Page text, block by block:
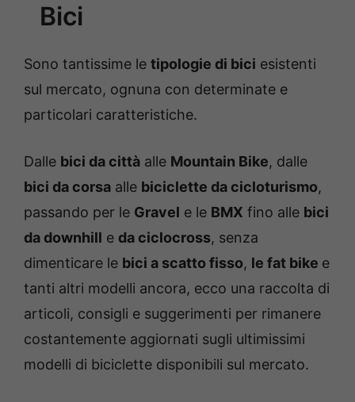
Bici
Sono tantissime le tipologie di bici esistenti
sul mercato, ognuna con determinate e
particolari caratteristiche.
Dalle bici da città alle Mountain Bike, dalle
bici da corsa alle biciclette da cicloturismo,
passando per le Gravel e le BMX fino alle bici
da downhill e da ciclocross, senza
dimenticare le bici a scatto fisso, le fat bike e
tanti altri modelli ancora, ecco una raccolta di
articoli, consigli e suggerimenti per rimanere
costantemente aggiornati sugli ultimissimi
modelli di biciclette disponibili sul mercato.